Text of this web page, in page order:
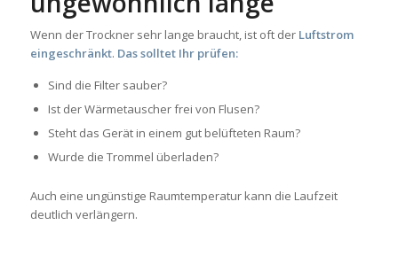
Wenn der Trockner sehr lange braucht, ist oft der Luftstrom
eingeschränkt. Das solltet Ihr prüfen:
Sind die Filter sauber?
Ist der Wärmetauscher frei von Flusen?
Steht das Gerät in einem gut belüfteten Raum?
Wurde die Trommel überladen?
Auch eine ungünstige Raumtemperatur kann die Laufzeit
deutlich verlängern.